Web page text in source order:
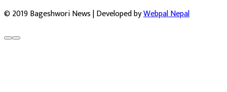
© 2019 Bageshwori News | Developed byWebpal Nepal